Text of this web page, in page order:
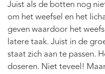
Juist als de botten nog
om het weefsel en het
geven waardoor het
latere taak. Juist in de
staat zich aan te passen.
doseren. Niet teveel!